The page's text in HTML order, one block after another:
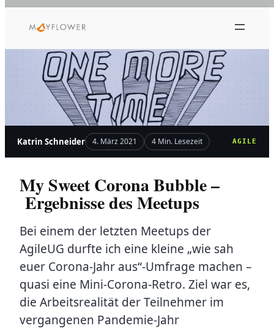
Inhalt
Katrin Schneider 4. März 2021 4 Min. Lesezeit AGILE
My Sweet Corona Bubble –
Ergebnisse des Meetups
Bei einem der letzten Meetups der
AgileUG durfte ich eine kleine „wie sah
euer Corona-Jahr aus“-Umfrage machen –
quasi eine Mini-Corona-Retro. Ziel war es,
die Arbeitsrealität der Teilnehmer im
vergangenen Pandemie-Jahr